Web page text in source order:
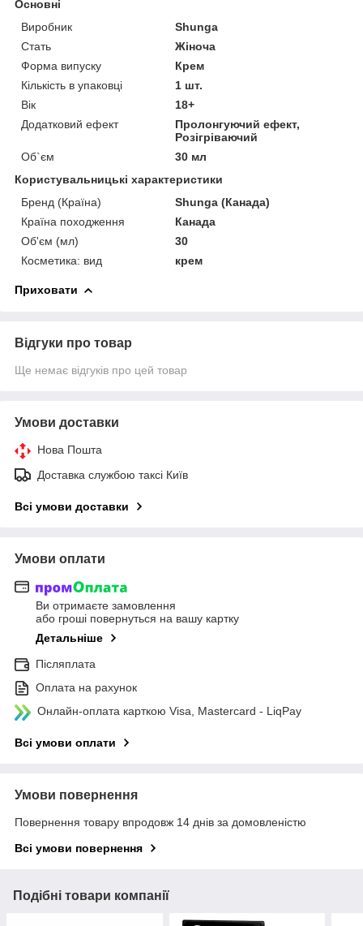
Основні
Виробник
Shunga
Стать
Жіноча
Форма випуску
Крем
Кількість в упаковці
1 шт.
Вік
18+
Додатковий ефект
Пролонгуючий ефект,
Розігріваючий
Об`єм
30 мл
Користувальницькі характеристики
Бренд (Країна)
Shunga (Канада)
Країна походження
Канада
Об'єм (мл)
30
Косметика: вид
крем
Приховати
Відгуки про товар
Ще немає відгуків про цей товар
Умови доставки
Нова Пошта
Доставка службою таксі Київ
Всі умови доставки
Умови оплати
Ви отримаєте замовлення
або гроші повернуться на вашу картку
Детальніше
Післяплата
Оплата на рахунок
Онлайн-оплата карткою Visa, Mastercard - LiqPay
Всі умови оплати
Умови повернення
Повернення товару впродовж 14 днів за домовленістю
Всі умови повернення
Подібні товари компанії